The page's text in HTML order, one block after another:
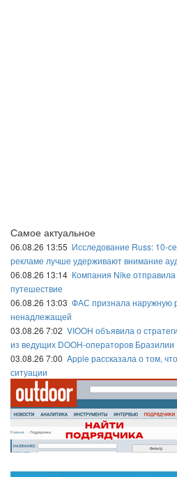
Самое актуальное
06.08.26 13:55 Исследование Russ: 10-
рекламе лучше удерживают внимание
06.08.26 13:14 Компания Nike
путешествие
06.08.26 13:03 ФАС признала наружную
ненадлежащей
03.08.26 7:02 VIOOH объявила о
из ведущих DOOH-операторов Бразилии
03.08.26 7:00 Apple рассказала о том,
ситуации